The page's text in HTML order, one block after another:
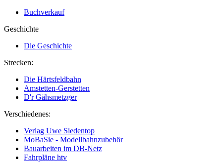
Buchverkauf
Geschichte
Die Geschichte
Strecken:
Die Härtsfeldbahn
Amstetten-Gerstetten
D'r Gähsmetzger
Verschiedenes:
Verlag Uwe Siedentop
MoBaSie - Modellbahnzubehör
Bauarbeiten im DB-Netz
Fahrpläne htv